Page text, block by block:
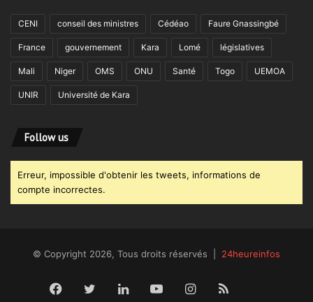
CENI conseil des ministres Cédéao Faure Gnassingbé
France gouvernement Kara Lomé législatives
Mali Niger OMS ONU Santé Togo UEMOA
UNIR Université de Kara
Follow us
Erreur, impossible d'obtenir les tweets, informations de
compte incorrectes.
© Copyright 2026, Tous droits réservés | 24heureinfos
Facebook
TwitterLinkedinYouTubeInstagram